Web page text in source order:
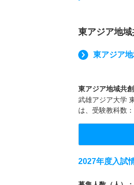
東アジア地
東アジア
東アジア地域共
武雄アジア大学
は、受験教科数
2027年度入試